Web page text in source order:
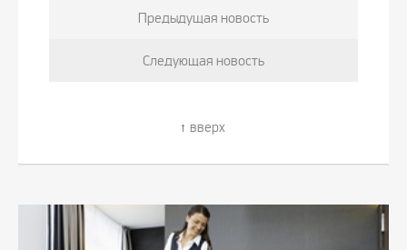
Предыдущая новость
Следующая новость
вверх